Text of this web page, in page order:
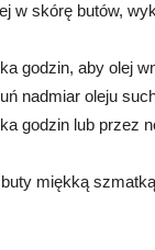
w skórę butów,
godzin, aby olej
nadmiar oleju
godzin lub przez
miękką